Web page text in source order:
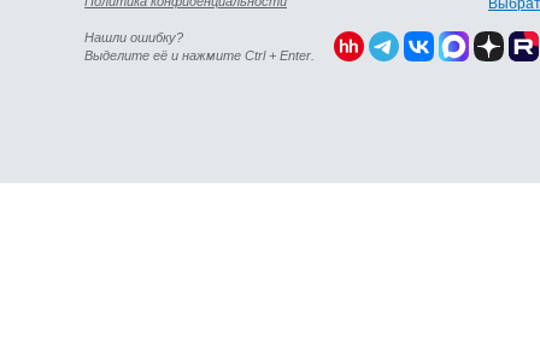
Нашли ошибку?
Выделите её и нажмите Ctrl + Enter.